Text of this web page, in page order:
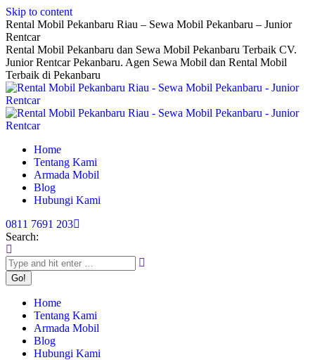
Skip to content
Rental Mobil Pekanbaru Riau – Sewa Mobil Pekanbaru – Junior
Rentcar
Rental Mobil Pekanbaru dan Sewa Mobil Pekanbaru Terbaik CV.
Junior Rentcar Pekanbaru. Agen Sewa Mobil dan Rental Mobil
Terbaik di Pekanbaru
Home
Tentang Kami
Armada Mobil
Blog
Hubungi Kami
0811 7691 203
Search:
Home
Tentang Kami
Armada Mobil
Blog
Hubungi Kami